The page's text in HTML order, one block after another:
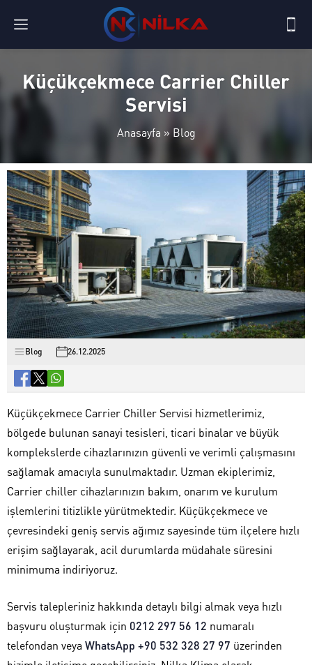
Küçükçekmece Carrier Chiller
Servisi
Anasayfa » Blog
Blog 26.12.2025
Küçükçekmece Carrier Chiller Servisi hizmetlerimiz,
bölgede bulunan sanayi tesisleri, ticari binalar ve büyük
komplekslerde cihazlarınızın güvenli ve verimli çalışmasını
sağlamak amacıyla sunulmaktadır. Uzman ekiplerimiz,
Carrier chiller cihazlarınızın bakım, onarım ve kurulum
işlemlerini titizlikle yürütmektedir. Küçükçekmece ve
çevresindeki geniş servis ağımız sayesinde tüm ilçelere hızlı
erişim sağlayarak, acil durumlarda müdahale süresini
minimuma indiriyoruz.
Servis talepleriniz hakkında detaylı bilgi almak veya hızlı
başvuru oluşturmak için 0212 297 56 12 numaralı
telefondan veya WhatsApp +90 532 328 27 97 üzerinden